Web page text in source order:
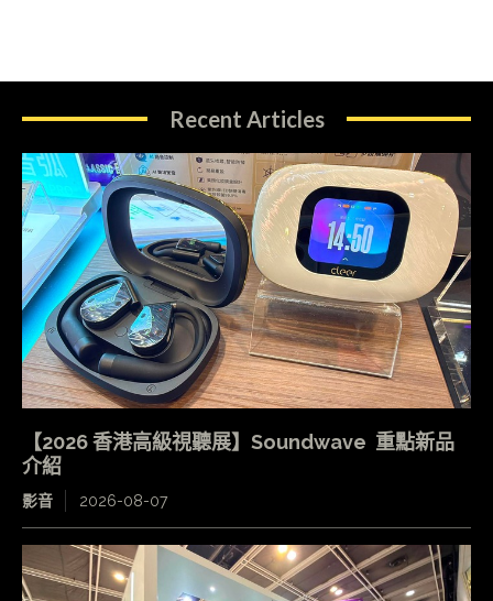
Recent Articles
【2026 香港高級視聽展】Soundwave 重點新品
介紹
影音 2026-08-07